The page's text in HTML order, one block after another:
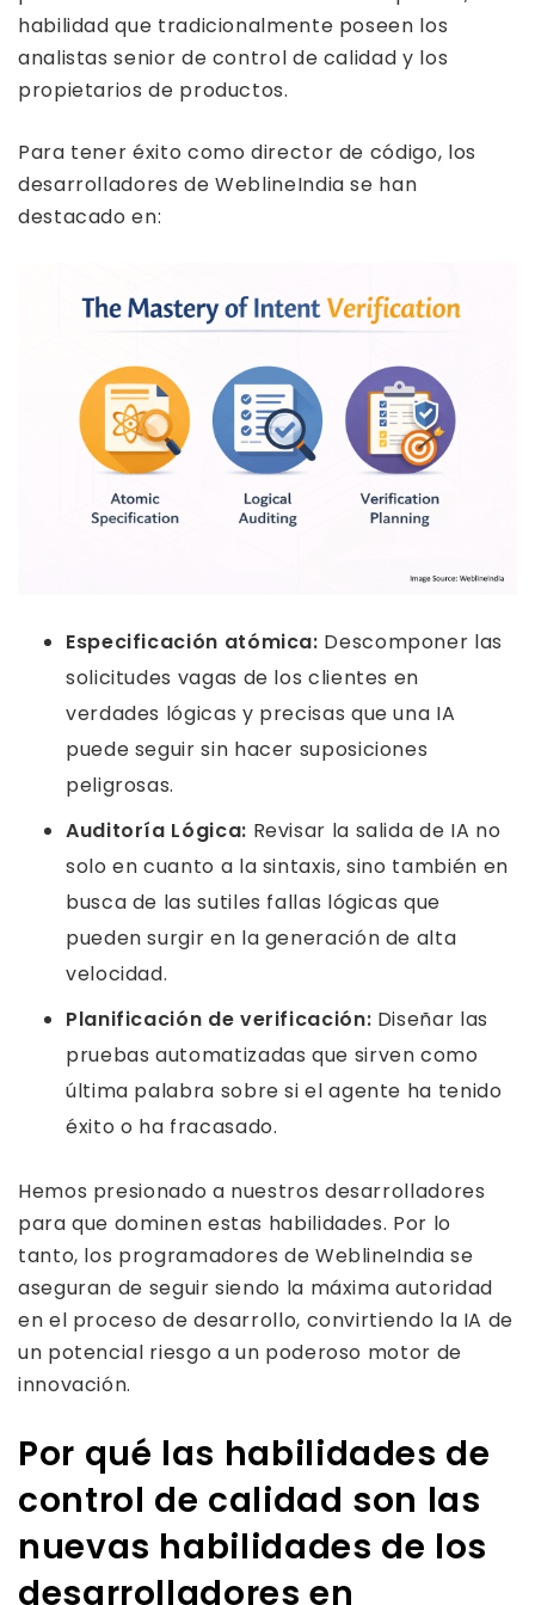
habilidad que tradicionalmente poseen los
analistas senior de control de calidad y los
propietarios de productos.
Para tener éxito como director de código, los
desarrolladores de WeblineIndia se han
destacado en:
Especificación atómica: Descomponer las
solicitudes vagas de los clientes en
verdades lógicas y precisas que una IA
puede seguir sin hacer suposiciones
peligrosas.
Auditoría Lógica: Revisar la salida de IA no
solo en cuanto a la sintaxis, sino también en
busca de las sutiles fallas lógicas que
pueden surgir en la generación de alta
velocidad.
Planificación de verificación: Diseñar las
pruebas automatizadas que sirven como
última palabra sobre si el agente ha tenido
éxito o ha fracasado.
Hemos presionado a nuestros desarrolladores
para que dominen estas habilidades. Por lo
tanto, los programadores de WeblineIndia se
aseguran de seguir siendo la máxima autoridad
en el proceso de desarrollo, convirtiendo la IA de
un potencial riesgo a un poderoso motor de
innovación.
Por qué las habilidades de
control de calidad son las
nuevas habilidades de los
desarrolladores en